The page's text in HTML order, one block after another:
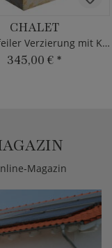
CHALET
Mauer Pfeiler Verzierung mit Kugel
345,00 € *
Magazin